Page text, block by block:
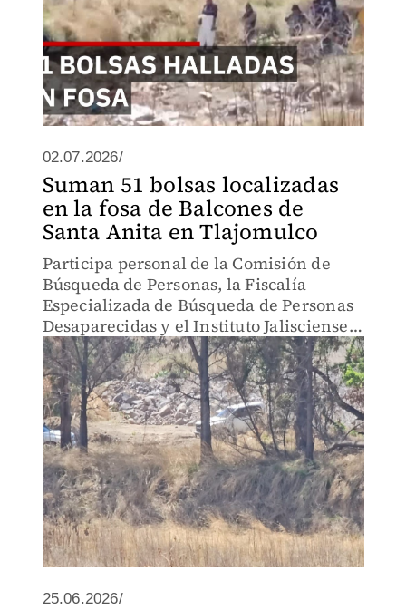
02.07.2026/
Suman 51 bolsas localizadas
en la fosa de Balcones de
Santa Anita en Tlajomulco
Participa personal de la Comisión de
Búsqueda de Personas, la Fiscalía
Especializada de Búsqueda de Personas
Desaparecidas y el Instituto Jalisciense
de Ciencias Forenses.
25.06.2026/